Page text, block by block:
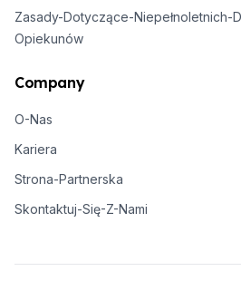
Zasady-Dotyczące-Niepełnoletnich-
Opiekunów
Company
O-Nas
Kariera
Strona-Partnerska
Skontaktuj-Się-Z-Nami